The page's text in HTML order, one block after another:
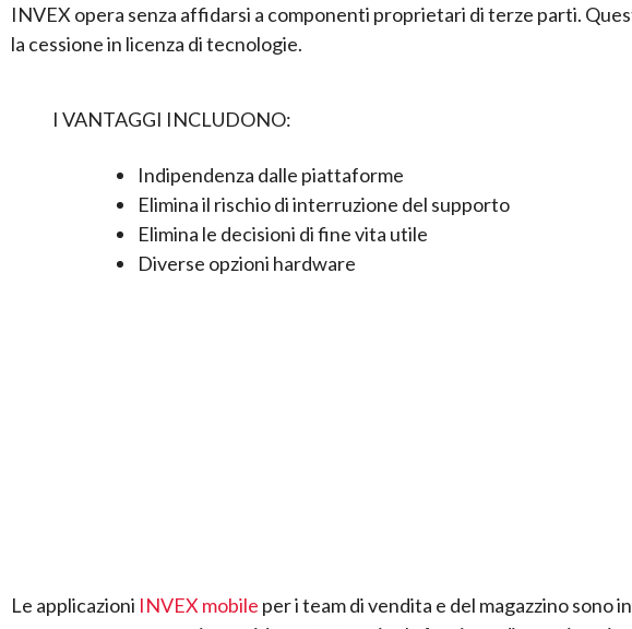
INVEX opera senza affidarsi a componenti proprietari di terze parti.
la cessione in licenza di tecnologie.
I VANTAGGI INCLUDONO:
Indipendenza dalle piattaforme
Elimina il rischio di interruzione del supporto
Elimina le decisioni di fine vita utile
Diverse opzioni hardware
Le applicazioni INVEX mobile per i team di vendita e del magazzino sono